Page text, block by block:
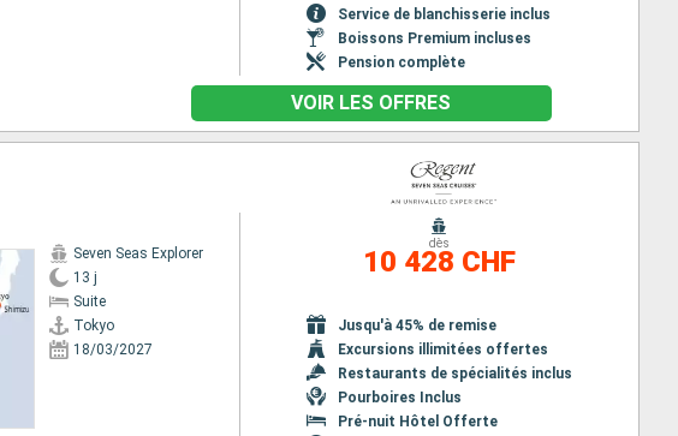
Service de blanchisserie inclus
Boissons Premium incluses
Pension complète
VOIR LES OFFRES
Seven Seas Explorer
13 j
Suite
Tokyo
18/03/2027
dès
10 428 CHF
Jusqu'à 45% de remise
Excursions illimitées offertes
Restaurants de spécialités inclus
Pourboires Inclus
Pré-nuit Hôtel Offerte